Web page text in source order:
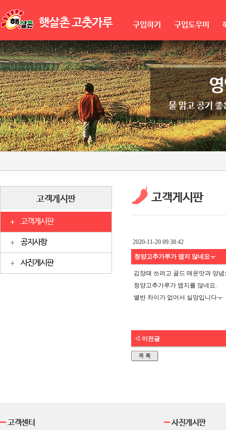
구입하기 구입도우미
물 맑고 공기 좋
고객게시판
고객게시판
공지사항
사진게시판
고객게시판
2020-11-20 09:38:42
청양고추가루가 맵지 않네요ㅜ
김장때 쓰려고 골드 매운맛과 양
청양고추가루가 맵지를 않네요.
별반 차이가 없어서 실망입니다ㅜ
◁ 이전글
고객센터 사진게시판